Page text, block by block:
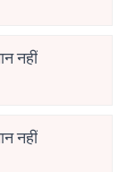
नहीं
नहीं